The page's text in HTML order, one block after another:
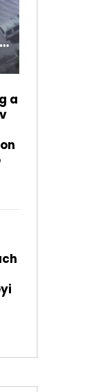
Popilasyon an dwe leve kanpe pou chanje sitiyasyon kawotik l’ap viv nan peyi a.
a